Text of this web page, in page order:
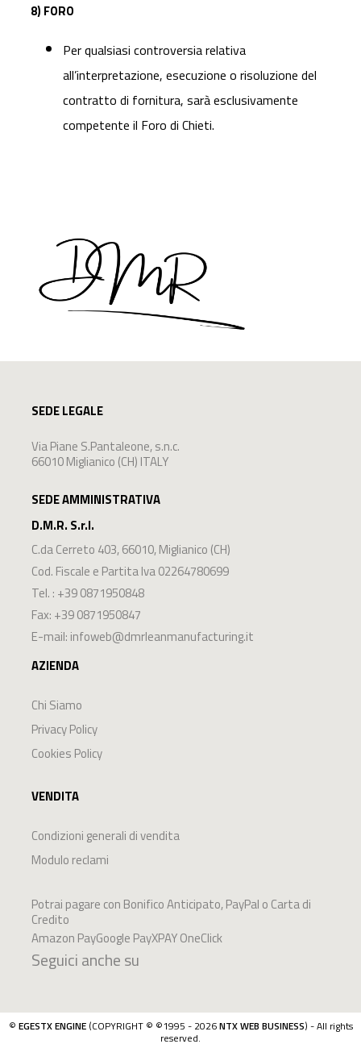
8) FORO
Per qualsiasi controversia relativa
all’interpretazione, esecuzione o risoluzione del
contratto di fornitura, sarà esclusivamente
competente il Foro di Chieti.
SEDE LEGALE
Via Piane S.Pantaleone, s.n.c.
66010 Miglianico (CH) ITALY
SEDE AMMINISTRATIVA
D.M.R. S.r.l.
C.da Cerreto 403,66010,Miglianico (CH)
Cod. Fiscale e Partita Iva 02264780699
Tel. : +39 0871950848
Fax: +39 0871950847
E-mail: infoweb@dmrleanmanufacturing.it
AZIENDA
Chi Siamo
Privacy Policy
Cookies Policy
VENDITA
Condizioni generali di vendita
Modulo reclami
Potrai pagare con Bonifico Anticipato, PayPal o Carta di
Credito
Amazon PayGoogle PayXPAY OneClick
Seguici anche su
© EGESTX ENGINE(COPYRIGHT © ©1995 - 2026NTX WEB BUSINESS) - All rights
reserved.